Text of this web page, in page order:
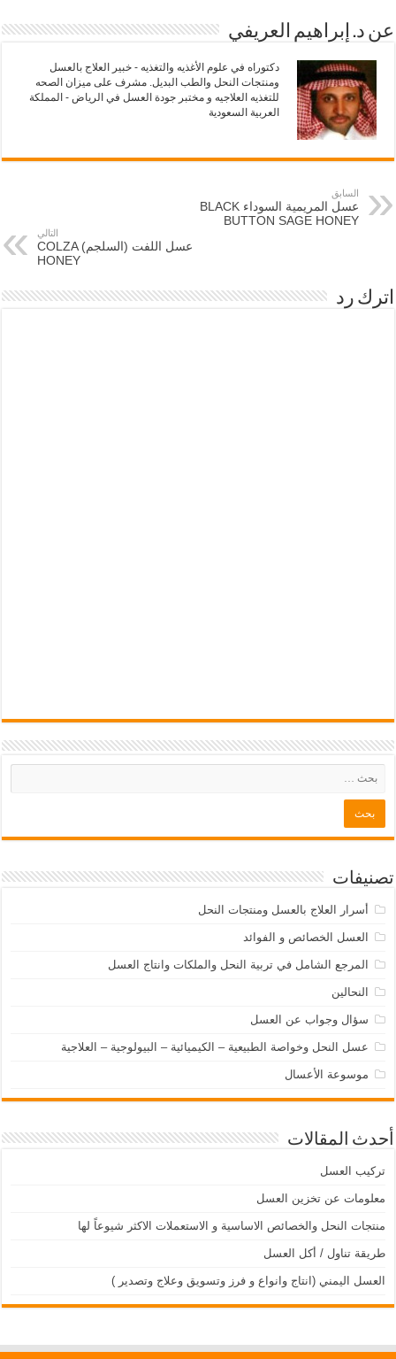
ف
ت
ف
ي
ن
ا
ف
ذ
ة
ج
د
ي
ة
)
(
ف
ح
ي
ن
ا
ف
ذ
ة
ج
د
)
عن د. إبراهيم العريفي
دكتوراه في علوم الأغذيه والتغذيه - خبير العلاج بالعسل
ومنتجات النحل والطب البديل. مشرف على ميزان الصحه
للتغذيه العلاجيه و مختبر جودة العسل في الرياض - المملكة
العربية السعودية
السابق
عسل المريمية السوداء BLACK
BUTTON SAGE HONEY
التالي
عسل اللفت (السلجم) COLZA
HONEY
اترك رد
تصنيفات
أسرار العلاج بالعسل ومنتجات النحل
العسل الخصائص و الفوائد
المرجع الشامل في تربية النحل والملكات وانتاج العسل
النحالين
سؤال وجواب عن العسل
عسل النحل وخواصة الطبيعية – الكيميائية – البيولوجية – العلاجية
موسوعة الأعسال
أحدث المقالات
تركيب العسل
معلومات عن تخزين العسل
منتجات النحل والخصائص الاساسية و الاستعملات الاكثر شيوعاً لها
طريقة تناول / أكل العسل
العسل اليمني (انتاج وانواع و فرز وتسويق وعلاج وتصدير )